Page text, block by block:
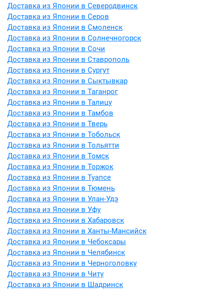
Доставка из Японии в Северодвинск
Доставка из Японии в Серов
Доставка из Японии в Смоленск
Доставка из Японии в Солнечногорск
Доставка из Японии в Сочи
Доставка из Японии в Ставрополь
Доставка из Японии в Сургут
Доставка из Японии в Сыктывкар
Доставка из Японии в Таганрог
Доставка из Японии в Талицу
Доставка из Японии в Тамбов
Доставка из Японии в Тверь
Доставка из Японии в Тобольск
Доставка из Японии в Тольятти
Доставка из Японии в Томск
Доставка из Японии в Торжок
Доставка из Японии в Туапсе
Доставка из Японии в Тюмень
Доставка из Японии в Улан-Удэ
Доставка из Японии в Уфу
Доставка из Японии в Хабаровск
Доставка из Японии в Ханты-Мансийск
Доставка из Японии в Чебоксары
Доставка из Японии в Челябинск
Доставка из Японии в Черноголовку
Доставка из Японии в Читу
Доставка из Японии в Шадринск